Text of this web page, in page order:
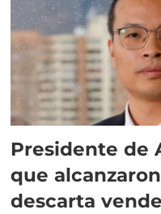
Presidente de
que
descarta